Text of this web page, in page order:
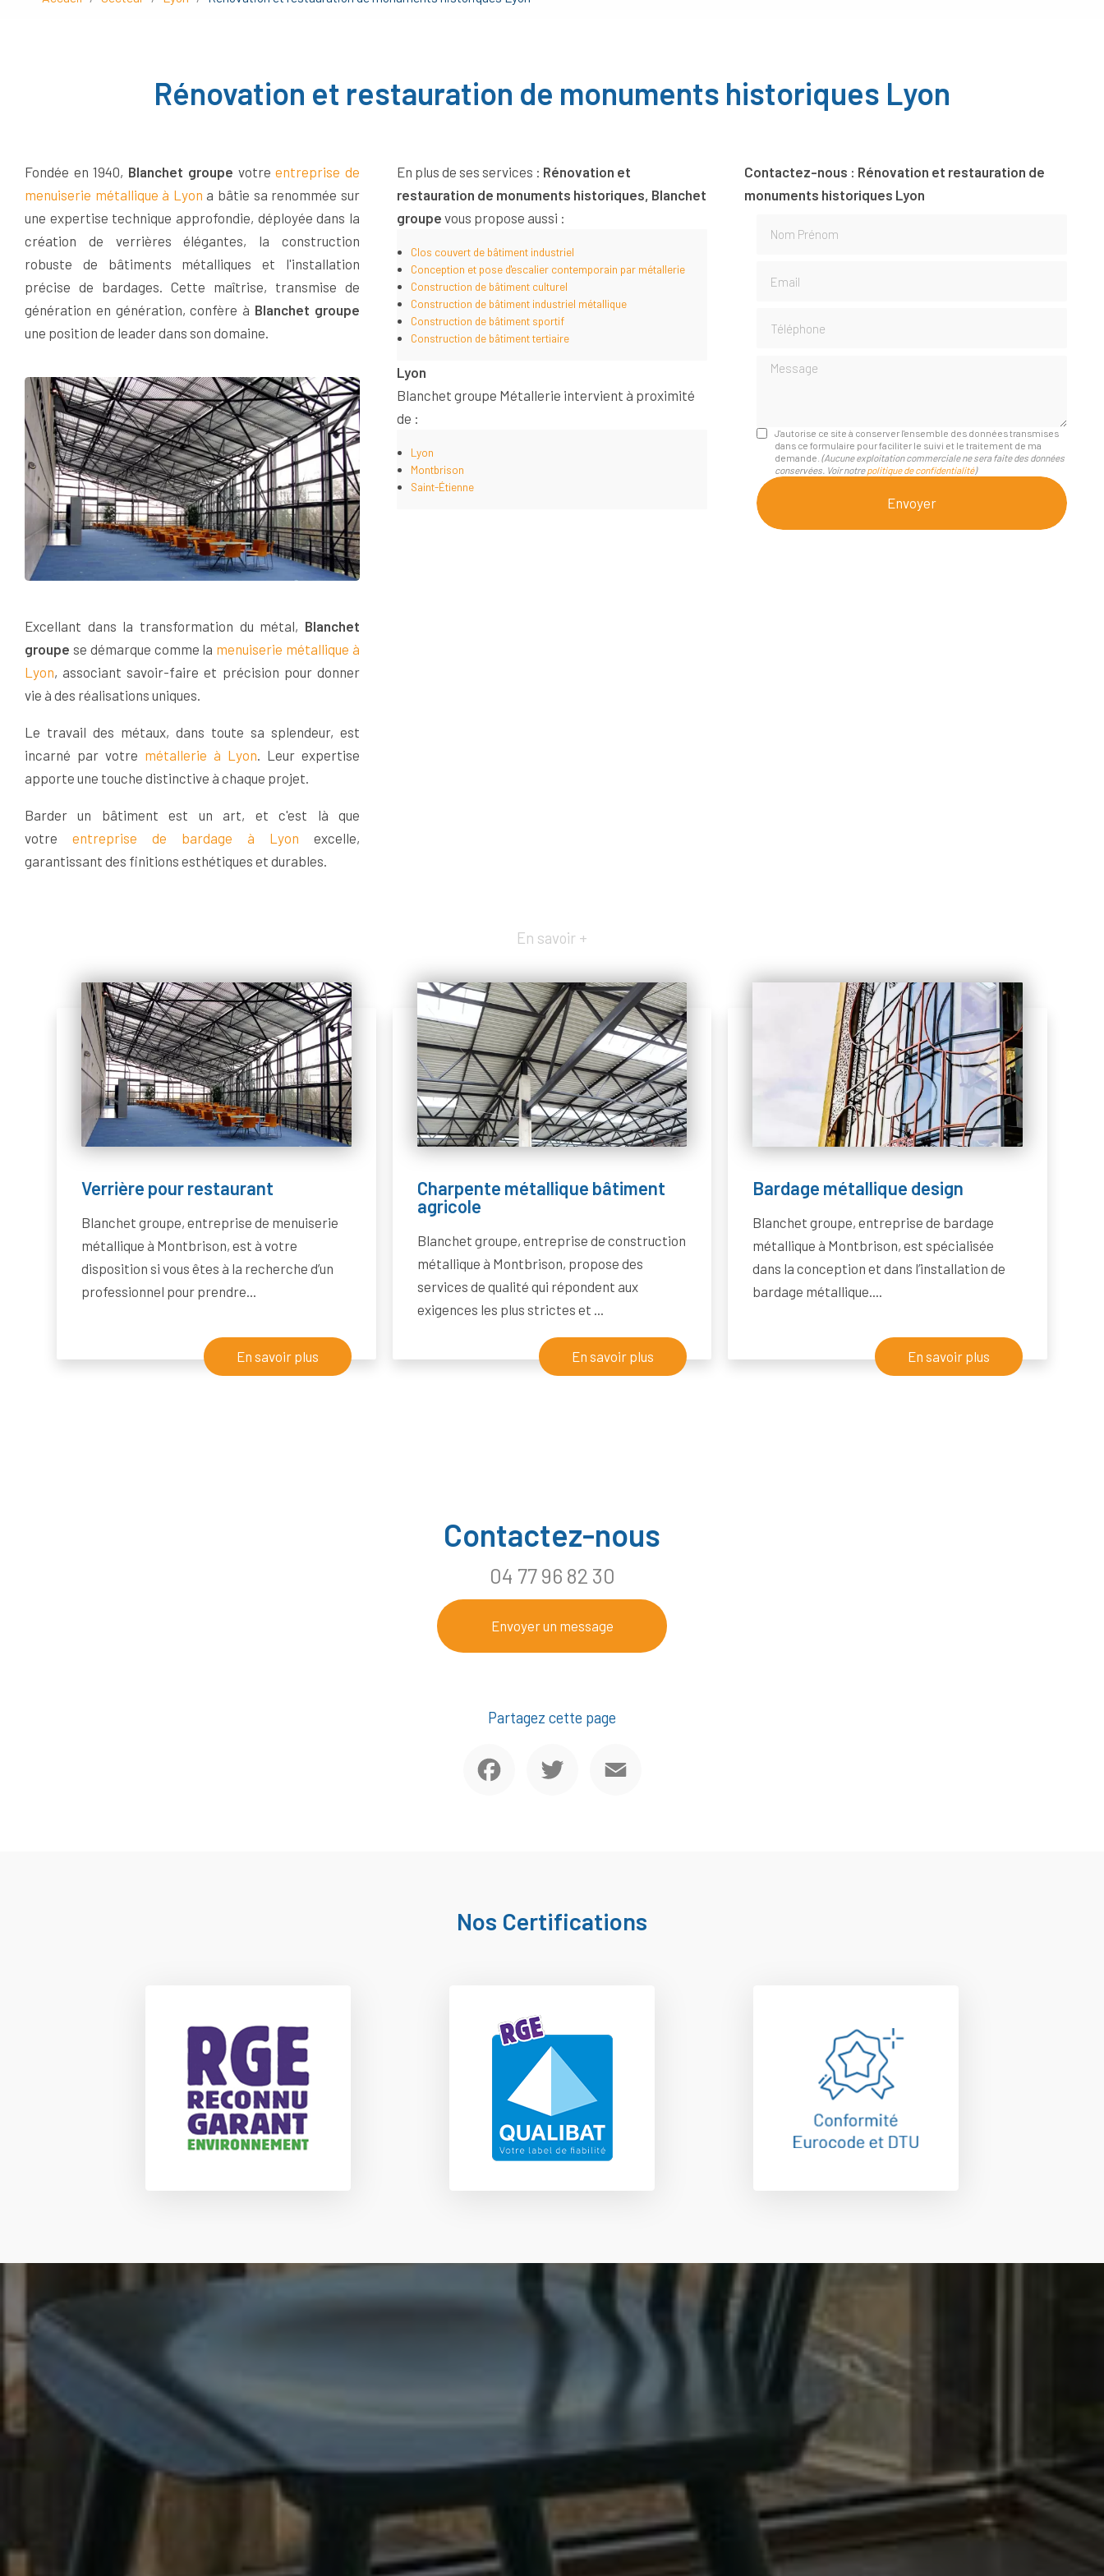
Rénovation et restauration de monuments historiques Lyon
Fondée en 1940, Blanchet groupe votre entreprise de
menuiserie métallique à Lyon a bâtie sa renommée sur
une expertise technique approfondie, déployée dans la
création de verrières élégantes, la construction
robuste de bâtiments métalliques et l'installation
précise de bardages. Cette maîtrise, transmise de
génération en génération, confère à Blanchet groupe
une position de leader dans son domaine.
Excellant dans la transformation du métal, Blanchet
groupe se démarque comme la menuiserie métallique à
Lyon, associant savoir-faire et précision pour donner
vie à des réalisations uniques.
Le travail des métaux, dans toute sa splendeur, est
incarné par votre métallerie à Lyon. Leur expertise
apporte une touche distinctive à chaque projet.
Barder un bâtiment est un art, et c'est là que
votre entreprise de bardage à Lyon excelle,
garantissant des finitions esthétiques et durables.
En plus de ses services : Rénovation et
restauration de monuments historiques, Blanchet
groupe vous propose aussi :
Clos couvert de bâtiment industriel
Conception et pose d'escalier contemporain par métallerie
Construction de bâtiment culturel
Construction de bâtiment industriel métallique
Construction de bâtiment sportif
Construction de bâtiment tertiaire
Lyon
Blanchet groupe Métallerie intervient à proximité
de :
Lyon
Montbrison
Saint-Étienne
Contactez-nous : Rénovation et restauration de
monuments historiques Lyon
Message
J'autorise ce site à conserver l'ensemble des données transmises
dans ce formulaire pour faciliter le suivi et le traitement de ma
demande.(Aucune exploitation commerciale ne sera faite des données
conservées. Voir notrepolitique de confidentialité)
En savoir +
Verrière pour restaurant
Blanchet groupe, entreprise de menuiserie
métallique à Montbrison, est à votre
disposition si vous êtes à la recherche d’un
professionnel pour prendre...
En savoir plus
Charpente métallique bâtiment
agricole
Blanchet groupe, entreprise de construction
métallique à Montbrison, propose des
services de qualité qui répondent aux
exigences les plus strictes et ...
En savoir plus
Bardage métallique design
Blanchet groupe, entreprise de bardage
métallique à Montbrison, est spécialisée
dans la conception et dans l’installation de
bardage métallique....
En savoir plus
Contactez-nous
04 77 96 82 30
Envoyer un message
Partagez cette page
Nos Certifications